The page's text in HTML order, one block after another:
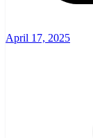
April 17, 2025